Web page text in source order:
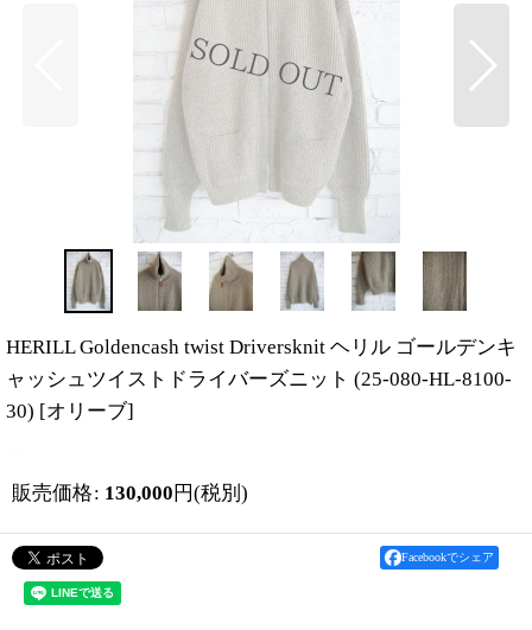
HERILL Goldencash twist Driversknit ヘリル ゴールデンキ
ャッシュツイストドライバーズニット (25-080-HL-8100-
30) [オリーブ]
販売価格: 130,000 円(税別)
Facebookでシェア